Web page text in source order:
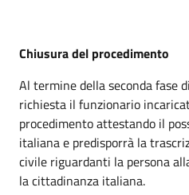
Chiusura del procedimento
Al termine della seconda fase
richiesta il funzionario
procedimento attestando il
italiana e predisporrà la
civile riguardanti la persona
la cittadinanza italiana.